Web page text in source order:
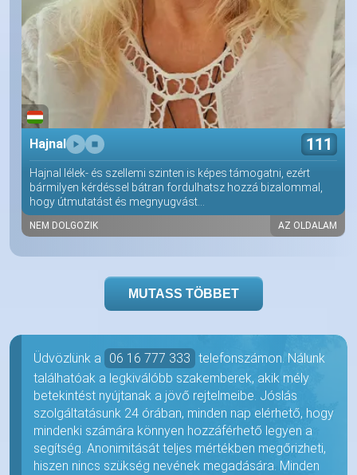
Hajnal 111
Hajnal lélek- és szellemi szinten is képes támogatni, ezért
bármilyen kérdéssel bátran fordulhatsz hozzá bizalommal,
hogy útmutatást és megnyugvást...
NEM DOLGOZIK AZ OLDALAM
MUTASS TÖBBET
Üdvözlünk a 06 16 777 333 telefonszámon. Nálunk
találhatóak a legkiválóbb szakemberek, akik mély
betekintést nyújtanak a jövő rejtelmeibe. Jóslás
szolgáltatásunk 24 órában, minden nap elérhető, hogy
mindenki számára könnyen hozzáférhető legyen a
segítség. Anonimitását teljes mértékben megőrizheti,
hiszen nincs szükség nevének megadására. Minden